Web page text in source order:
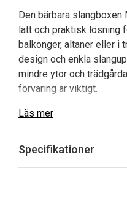
Den bärbara slangboxen
lätt och praktisk lösning
balkonger, altaner eller i
design och enkla
mindre ytor och
förvaring är viktigt.
Den 10 meter långa
med en 1,5 meter lång
räckvidd för bevattning.
Läs mer
Specifikationer